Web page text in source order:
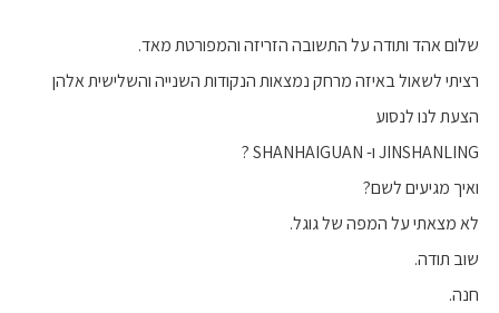
שלום אהד ותודה על התשובה הזריזה והמפורטת מאד.
רציתי לשאול באיזה מרחק נמצאות הנקודות השנייה והשלישית אלהן
הצעת לנו לנסוע
JINSHANLING ו- SHANHAIGUAN ?
ואיך מגיעים לשם?
לא מצאתי על המפה של גוגל.
שוב תודה.
חנה.